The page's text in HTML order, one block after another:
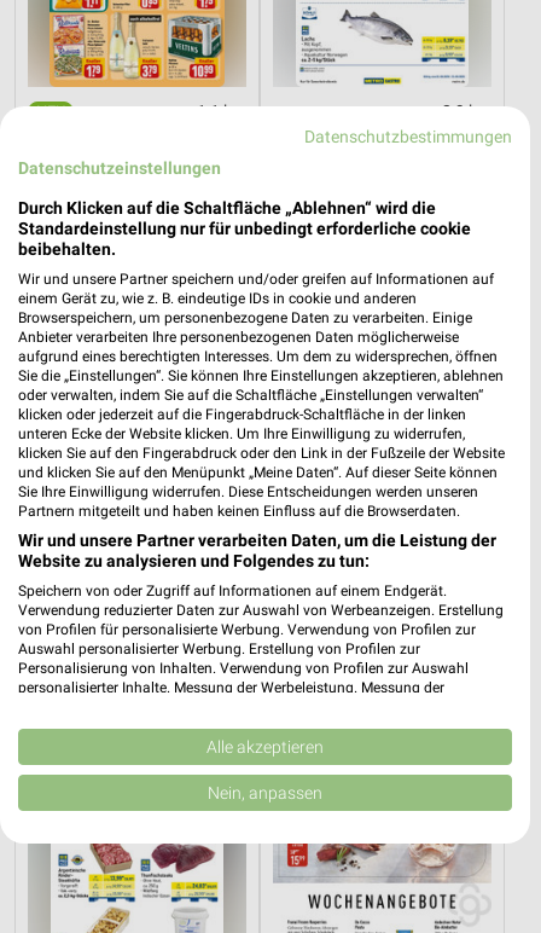
1,1 km
Gültig ab Mo. 10.08.
2,9 km
Monats-Menü August 2026
METRO
2,9 km
App Deals
Gültig ab Mo. 10.08.
METRO
NonFood
Gültig ab Mo. 10.08.
METRO GALERIA Markthalle
Datenschutzbestimmungen
Datenschutzeinstellungen
Durch Klicken auf die Schaltfläche „Ablehnen“ wird die
Standardeinstellung nur für unbedingt erforderliche cookie
beibehalten.
Wir und unsere Partner speichern und/oder greifen auf Informationen auf
einem Gerät zu, wie z. B. eindeutige IDs in cookie und anderen
Browserspeichern, um personenbezogene Daten zu verarbeiten. Einige
Anbieter verarbeiten Ihre personenbezogenen Daten möglicherweise
aufgrund eines berechtigten Interesses. Um dem zu widersprechen, öffnen
Sie die „Einstellungen“. Sie können Ihre Einstellungen akzeptieren, ablehnen
oder verwalten, indem Sie auf die Schaltfläche „Einstellungen verwalten“
klicken oder jederzeit auf die Fingerabdruck-Schaltfläche in der linken
unteren Ecke der Website klicken. Um Ihre Einwilligung zu widerrufen,
klicken Sie auf den Fingerabdruck oder den Link in der Fußzeile der Website
und klicken Sie auf den Menüpunkt „Meine Daten“. Auf dieser Seite können
Sie Ihre Einwilligung widerrufen. Diese Entscheidungen werden unseren
Partnern mitgeteilt und haben keinen Einfluss auf die Browserdaten.
Wir und unsere Partner verarbeiten Daten, um die Leistung der
Website zu analysieren und Folgendes zu tun:
Speichern von oder Zugriff auf Informationen auf einem Endgerät.
Verwendung reduzierter Daten zur Auswahl von Werbeanzeigen. Erstellung
von Profilen für personalisierte Werbung. Verwendung von Profilen zur
Auswahl personalisierter Werbung. Erstellung von Profilen zur
Personalisierung von Inhalten. Verwendung von Profilen zur Auswahl
personalisierter Inhalte. Messung der Werbeleistung. Messung der
Kombinationen von Daten aus verschiedenen Quellen. Entwicklung und
Verbesserung der Angebote. Verwendung reduzierter Daten zur Auswahl
von Inhalten.
Daten können außerhalb der Europäischen Union weitergegeben und in die
USA gesendet werden.
Website/App.
Partnerliste anzeigen (1 IAB-Anbieter)
Wir nutzen Ihre Daten für folgende Zwecke:
Alle akzeptieren
Nein, anpassen